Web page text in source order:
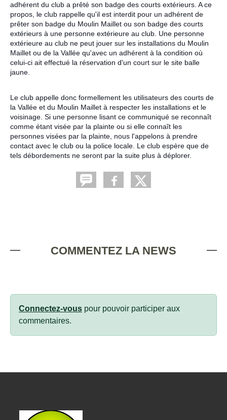
adhérent du club a prêté son badge des courts extérieurs. A ce
propos, le club rappelle qu'il est interdit pour un adhérent de
prêter son badge du Moulin Maillet ou son badge des courts
extérieurs à une personne extérieure au club. Une personne
extérieure au club ne peut jouer sur les installations du Moulin
Maillet ou de la Vallée qu'avec un adhérent à la condition où
celui-ci ait effectué la réservation d'un court sur le site balle
jaune.
Le club appelle donc formellement les utilisateurs des courts de
la Vallée et du Moulin Maillet à respecter les installations et le
voisinage. Si une personne lisant ce communiqué se reconnaît
comme étant visée par la plainte ou si elle connaît les
personnes visées par la plainte, nous l'appelons à prendre
contact avec le club ou la police locale. Le club espère que de
tels débordements ne seront par la suite plus à déplorer.
COMMENTEZ LA NEWS
Connectez-vous pour pouvoir participer aux
commentaires.